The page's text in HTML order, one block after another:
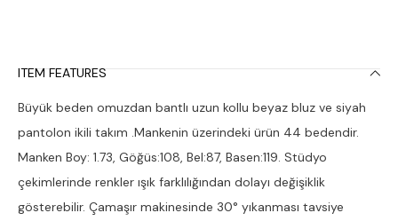
ITEM FEATURES
Büyük beden omuzdan bantlı uzun kollu beyaz bluz ve siyah
pantolon ikili takım .Mankenin üzerindeki ürün 44 bedendir.
Manken Boy: 1.73, Göğüs:108, Bel:87, Basen:119. Stüdyo
çekimlerinde renkler ışık farklılığından dolayı değişiklik
gösterebilir. Çamaşır makinesinde 30° yıkanması tavsiye